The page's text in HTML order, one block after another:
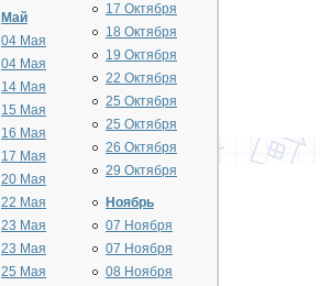
Май
04 Мая
04 Мая
14 Мая
15 Мая
16 Мая
17 Мая
20 Мая
22 Мая
23 Мая
23 Мая
25 Мая
17 Октября
18 Октября
19 Октября
22 Октября
25 Октября
25 Октября
26 Октября
29 Октября
Ноябрь
07 Ноября
07 Ноября
08 Ноября